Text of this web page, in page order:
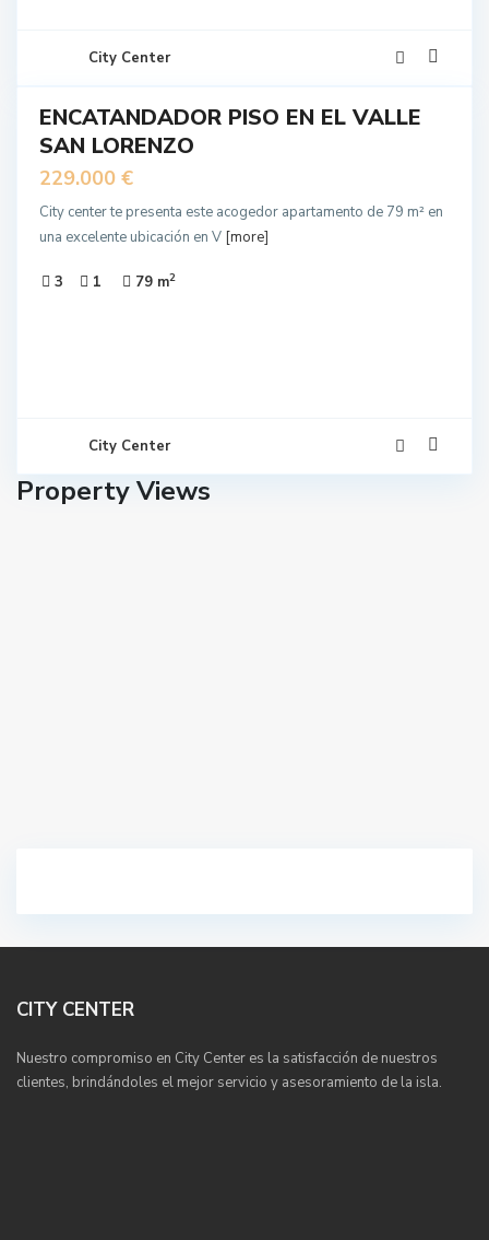
City Center
ENCATANDADOR PISO EN EL VALLE
SAN LORENZO
229.000 €
City center te presenta este acogedor apartamento de 79 m² en
una excelente ubicación en V [more]
3 1 79 m2
City Center
Property Views
CITY CENTER
Nuestro compromiso en City Center es la satisfacción de nuestros
clientes, brindándoles el mejor servicio y asesoramiento de la isla.